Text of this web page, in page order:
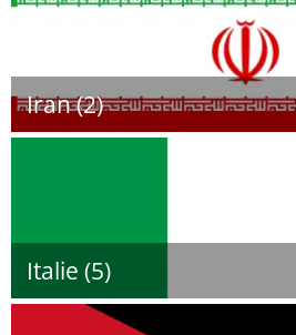
Iran (2)
Italie (5)